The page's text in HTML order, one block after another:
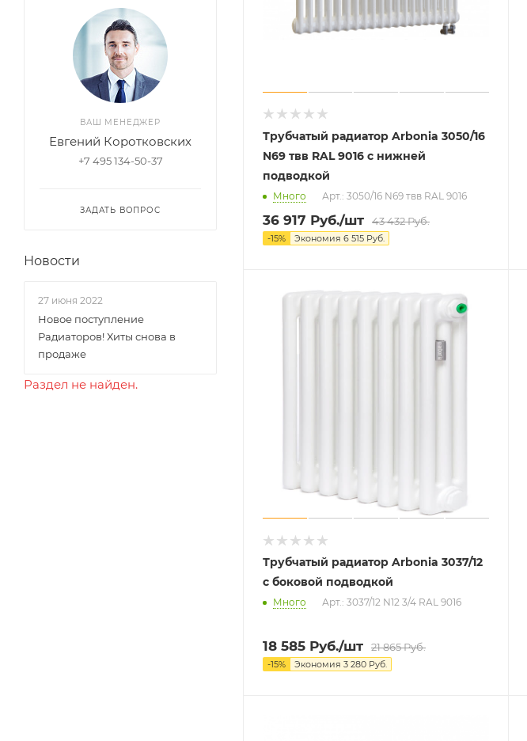
Трубчатый радиатор Arbonia 3050/16
N69 твв RAL 9016 с нижней
подводкой
Много Арт.: 3050/16 N69 твв RAL 9016
36 917 Руб./шт 43 432Руб.
-15% Экономия 6 515 Руб.
Трубчатый радиатор Arbonia 3037/12
с боковой подводкой
Много Арт.: 3037/12 N12 3/4 RAL 9016
18 585 Руб./шт 21 865Руб.
-15% Экономия 3 280 Руб.
ВАШ МЕНЕДЖЕР
Евгений Коротковских
+7 495 134-50-37
ЗАДАТЬ ВОПРОС
Новости
27 июня 2022
Новое поступление
Радиаторов! Хиты снова в
продаже
Раздел не найден.